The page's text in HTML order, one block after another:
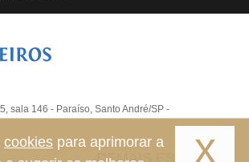
sala 146 - Paraíso, Santo André/SP -
DEMAIS ESTADOS
x
cookies para aprimorar a